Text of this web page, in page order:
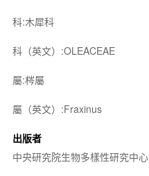
科:木犀科
科（英文）:OLEACEAE
屬:梣屬
屬（英文）:Fraxinus
出版者
中央研究院生物多樣性研究中心